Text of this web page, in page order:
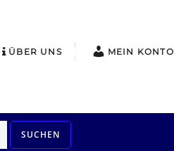
ÜBER UNS MEIN KONTO
SUCHEN